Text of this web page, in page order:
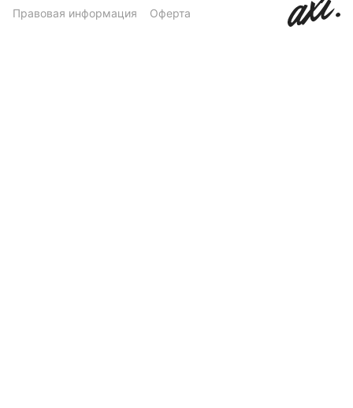
Правовая информация Оферта